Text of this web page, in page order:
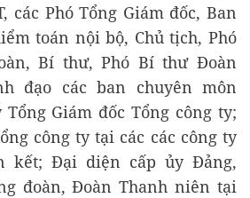
các Phó Tổng Giám đốc, Ban
toán nội bộ, Chủ tịch, Phó
Bí thư, Phó Bí thư Đoàn
đạo các ban chuyên môn
Giám đốc Tổng công ty;
công ty tại các các công ty
kết; Đại diện cấp ủy Đảng,
đoàn, Đoàn Thanh niên tại